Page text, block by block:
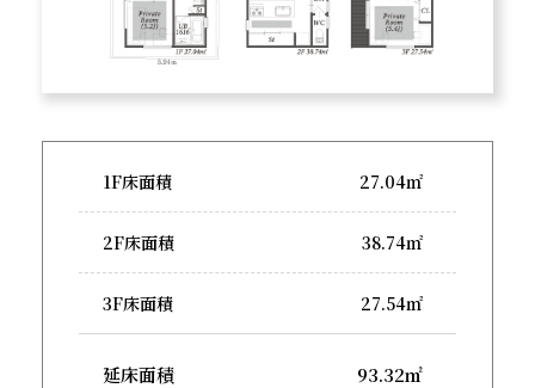
1F床面積 27.04㎡
2F床面積 38.74㎡
3F床面積 27.54㎡
延床面積 93.32㎡